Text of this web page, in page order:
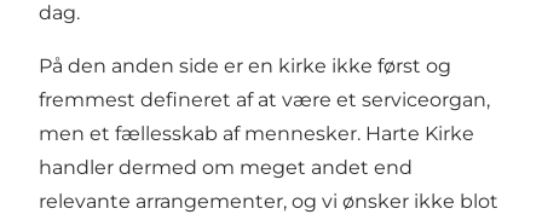
dag.
På den anden side er en kirke ikke først og
fremmest defineret af at være et serviceorgan,
men et fællesskab af mennesker. Harte Kirke
handler dermed om meget andet end
relevante arrangementer, og vi ønsker ikke blot